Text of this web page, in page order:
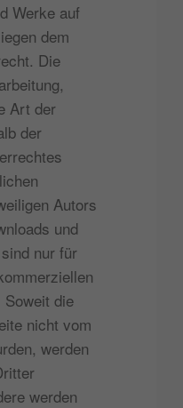
Werke auf
dem
Die
Art der
der
Autors
und
nur für
die
nicht vom
werden
werden